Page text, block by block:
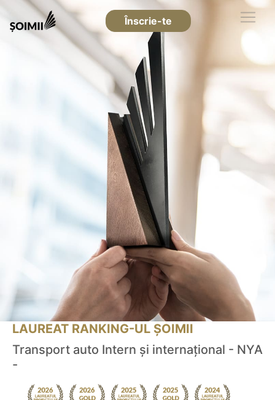
Înscrie-te
LAUREAT RANKING-UL ȘOIMII
Transport auto Intern și internațional - NYA
-